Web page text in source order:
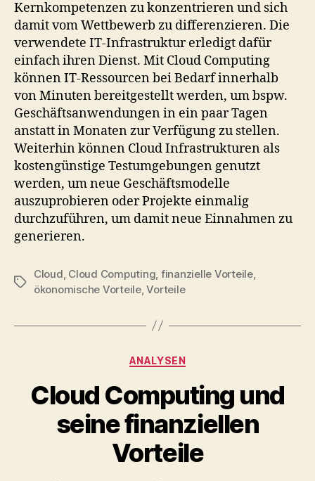
Kernkompetenzen zu konzentrieren und sich
damit vom Wettbewerb zu differenzieren. Die
verwendete IT-Infrastruktur erledigt dafür
einfach ihren Dienst. Mit Cloud Computing
können IT-Ressourcen bei Bedarf innerhalb
von Minuten bereitgestellt werden, um bspw.
Geschäftsanwendungen in ein paar Tagen
anstatt in Monaten zur Verfügung zu stellen.
Weiterhin können Cloud Infrastrukturen als
kostengünstige Testumgebungen genutzt
werden, um neue Geschäftsmodelle
auszuprobieren oder Projekte einmalig
durchzuführen, um damit neue Einnahmen zu
generieren.
Tags
Cloud Cloud Computing finanzielle Vorteile,
ökonomische Vorteile,Vorteile
Categories
ANALYSEN
Cloud Computing und
seine finanziellen
Vorteile